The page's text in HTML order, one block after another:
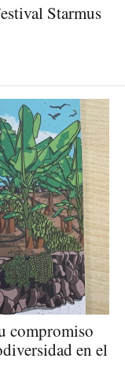
Starmus
compromiso
en el